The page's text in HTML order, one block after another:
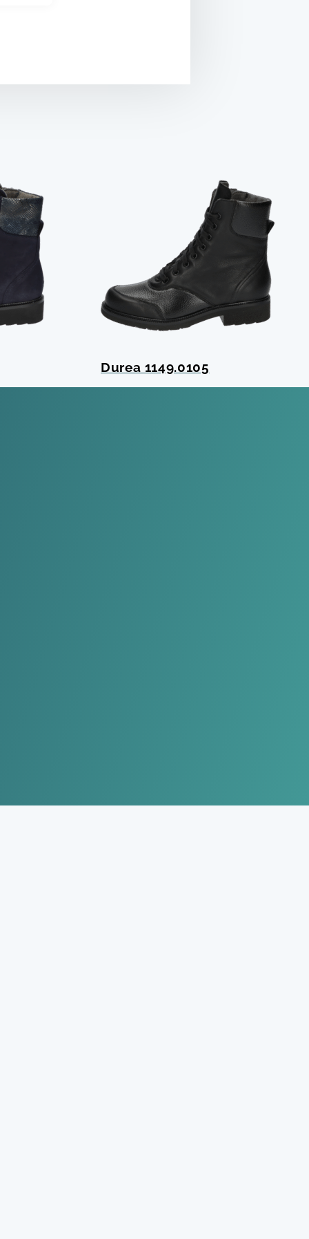
Durea 1149.0105